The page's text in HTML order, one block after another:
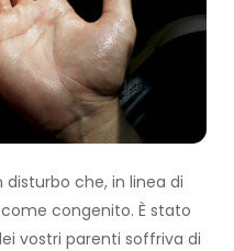
disturbo che, in linea di
congenito. È stato
vostri parenti soffriva di